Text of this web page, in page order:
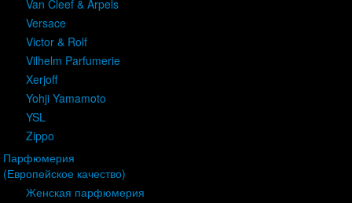
Van Cleef & Arpels
Versace
Victor & Rolf
Vilhelm Parfumerie
Xerjoff
Yohji Yamamoto
YSL
Zippo
Парфюмерия
(Европейское качество)
Женская парфюмерия